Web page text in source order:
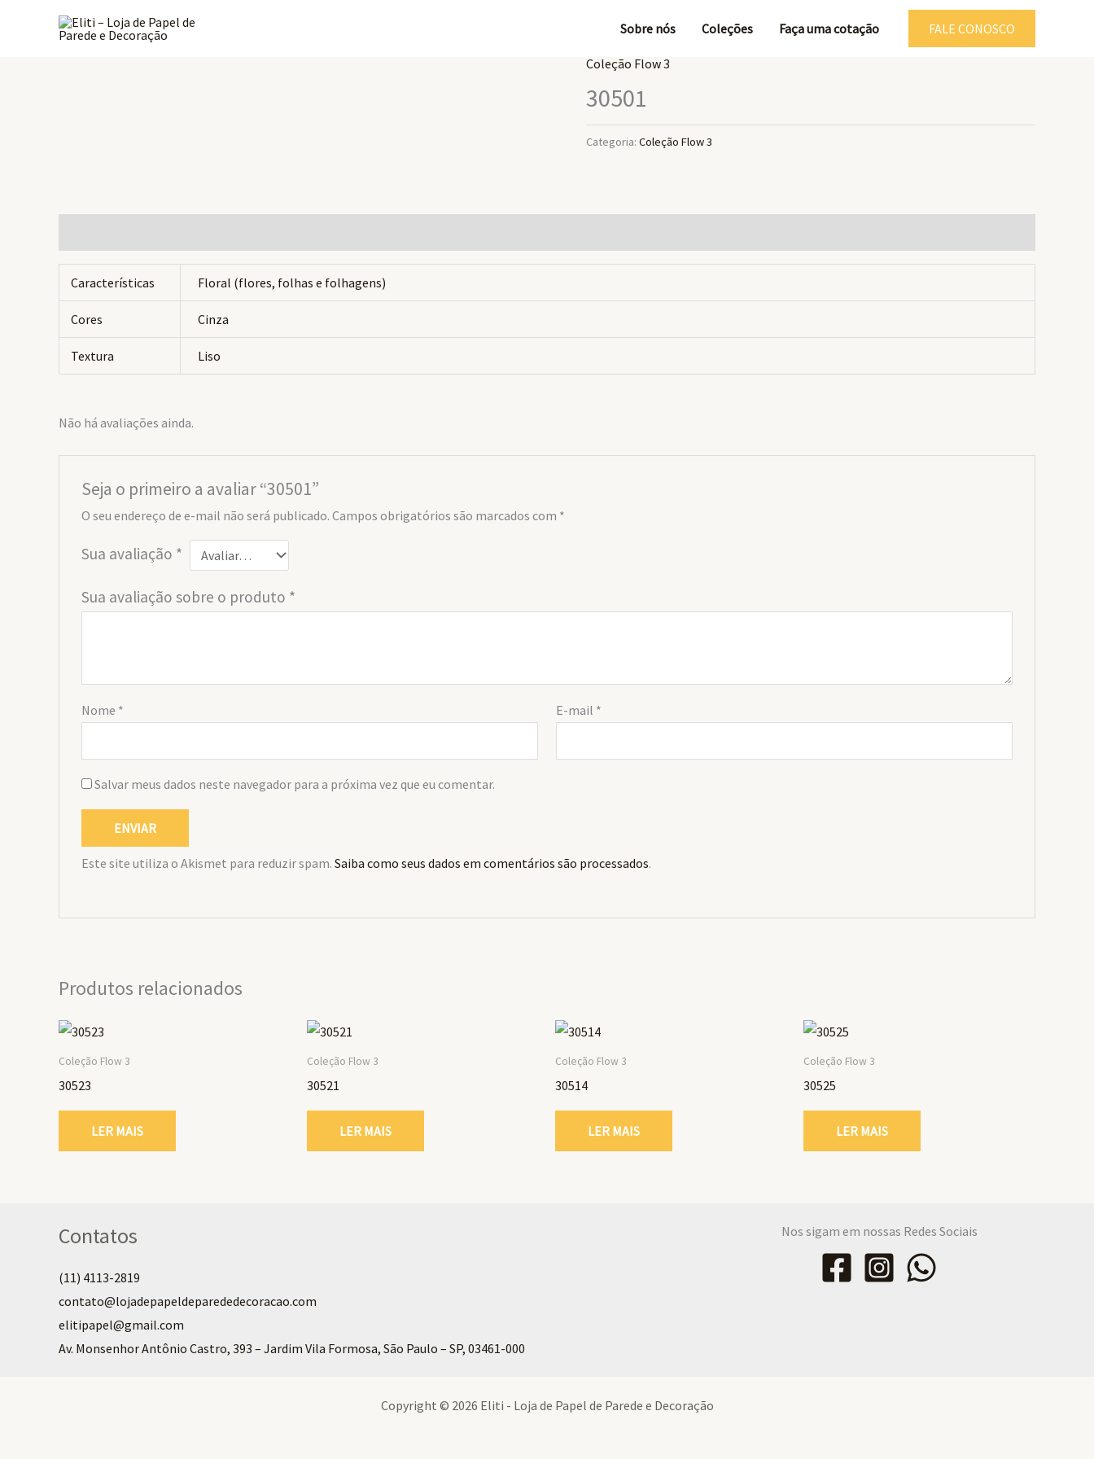
Sobre nós Coleções Faça uma cotação FALE CONOSCO
Coleção Flow 3
30501
Categoria: Coleção Flow 3
Características Floral (flores, folhas e folhagens)
Cores Cinza
Textura Liso
Não há avaliações ainda.
Seja o primeiro a avaliar “30501”
O seu endereço de e-mail não será publicado. Campos obrigatórios são marcados com *
Sua avaliação *
Sua avaliação sobre o produto *
Nome * E-mail *
Salvar meus dados neste navegador para a próxima vez que eu comentar.
Este site utiliza o Akismet para reduzir spam. Saiba como seus dados em comentários são processados.
Produtos relacionados
Coleção Flow 3
30523
LER MAIS
Coleção Flow 3
30521
LER MAIS
Coleção Flow 3
30514
LER MAIS
Coleção Flow 3
30525
LER MAIS
Contatos
(11) 4113-2819
contato@lojadepapeldeparededecoracao.com
elitipapel@gmail.com​
Av. Monsenhor Antônio Castro, 393 – Jardim Vila Formosa, São Paulo – SP, 03461-000
Nos sigam em nossas Redes Sociais
Copyright © 2026 Eliti - Loja de Papel de Parede e Decoração